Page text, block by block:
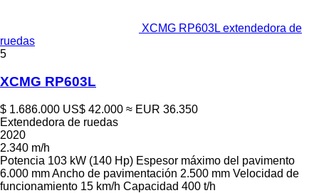
XCMG RP603L extendedora de
ruedas
5
XCMG RP603L
$ 1.686.000 US$ 42.000 ≈ EUR 36.350
Extendedora de ruedas
2020
2.340 m/h
Potencia 103 kW (140 Hp) Espesor máximo del pavimento
6.000 mmAncho de pavimentación 2.500 mm Velocidad de
funcionamiento 15 km/h Capacidad 400 t/h